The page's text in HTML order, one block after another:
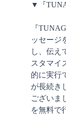
▼『
『
ッセージ
し、伝え
スタマイ
的に実行
が長続き
ございま
を無料で